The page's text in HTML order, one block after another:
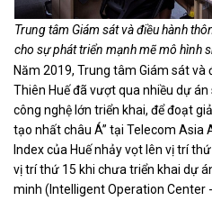
Trung tâm Giám sát và điều hành
cho sự phát triển mạnh mẽ mô hình
Năm 2019, Trung tâm Giám sát
Thiên Huế đã vượt qua nhiều dự
công nghệ lớn triển khai, để đoạt
tạo nhất châu Á” tại Telecom Asia
Index của Huế nhảy vọt lên vị trí
vị trí thứ 15 khi chưa triển khai dự
minh (Intelligent Operation Center